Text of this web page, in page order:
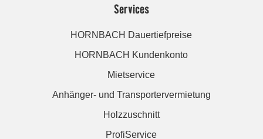
Services
HORNBACH Dauertiefpreise
HORNBACH Kundenkonto
Mietservice
Anhänger- und Transportervermietung
Holzzuschnitt
ProfiService